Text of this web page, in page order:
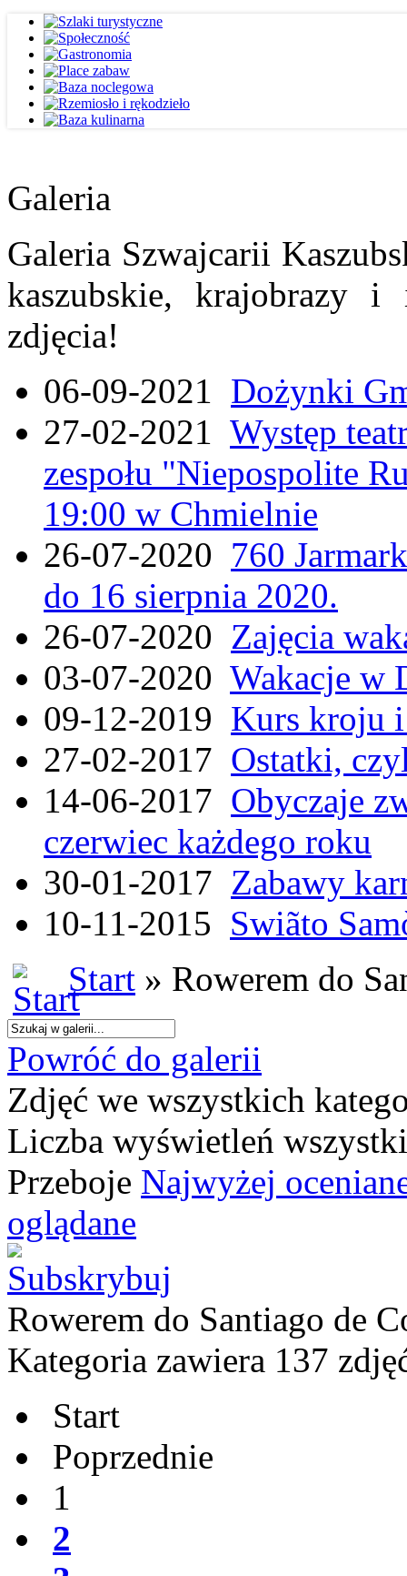
Galeria
Galeria Szwajcarii
kaszubskie, krajobrazy
zdjęcia!
06-09-2021 Dożynki
27-02-2021 Występ
zespołu "Niepospolite
19:00 w Chmielnie
26-07-2020 760
do 16 sierpnia 2020.
26-07-2020 Zajęcia
03-07-2020 Wakacje w
09-12-2019 Kurs kroju i
27-02-2017 Ostatki,
14-06-2017 Obyczaje
czerwiec każdego roku
30-01-2017 Zabawy
10-11-2015 Swiãto
Start » Rowerem do
Powróć do galerii
Zdjęć we wszystkich
Liczba wyświetleń
Przeboje Najwyżej
oglądane
Rowerem do Santiago de
Kategoria zawiera 137
Start
Poprzednie
1
2